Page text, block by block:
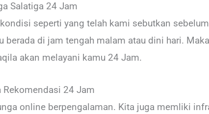
Salatiga 24 Jam
seperti yang telah kami sebutkan
berada di jam tengah malam atau dini hari.
akan melayani kamu 24 Jam.
24 Jam
online berpengalaman. Kita juga memliki